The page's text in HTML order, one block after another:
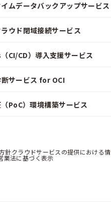
ムデータバックアップサービス
ウド閉域接続サービス
CI/CD）導入支援サービス
サービス for OCI
PoC）環境構築サービス
針クラウドサービスの提供における
業法に基づく表示